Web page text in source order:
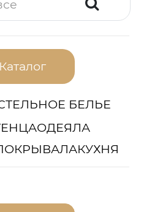
БЕЛЬЕ
ОДЕЯЛА
КУХНЯ